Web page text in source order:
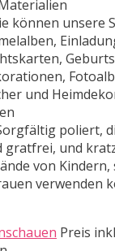
können unsere
und
poliert,
gratfrei, und
von Kindern,
verwenden
Preis